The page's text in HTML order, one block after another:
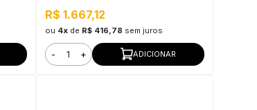
R$ 1.667,12
ou 4xde R$ 416,78 sem juros
- + ADICIONAR